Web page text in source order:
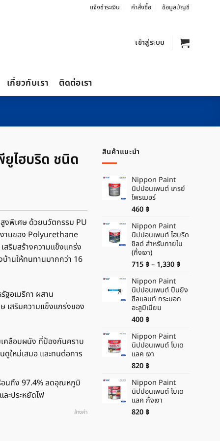
แจ้งชำระเงิน คำสั่งซื้อ ข้อมูลบัญชี
เข้าสู่ระบบ
เกี่ยวกับเรา ติดต่อเรา
ไฮบริด ชนิด
งพิเศษ ด้วยนวัตกรรม PU
านของ Polyurethane
สริมสร้างความแข็งแกร่ง
านให้ทนทานมากกว่า 16
ฐอเมริกา ผสาน
เสริมความแข็งแกร่งของ
เคลือบผนัง ที่ป้องกันคราบ
ดูใหม่เสมอ และทนต่อการ
อนถึง 97.4% ลดอุณหภูมิ
ะประหยัดไฟ
ล้างค่า
สินค้าแนะนำ
Nippon Paint
นิปปอนเพนต์ เกรย์
ไพรเมอร์
460 ฿
Nippon Paint
นิปปอนเพนต์ ไฮบริด
ชิลด์ สำหรับภายใน
(กึ่งเงา)
715 ฿ – 1,330 ฿Price
through
1,330 ฿
Nippon Paint
นิปปอนเพนต์ ปืนยิง
ซีลแลนท์ กระบอก
อะลูมิเนียม
400 ฿
Nippon Paint
นิปปอนเพนต์ โบเด
แลค เงา
820 ฿
Nippon Paint
นิปปอนเพนต์ โบเด
แลค กึ่งเงา
820 ฿